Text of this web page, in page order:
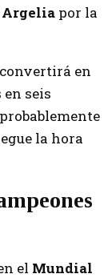
Argelia por la
en
seis
la hora
el Mundial